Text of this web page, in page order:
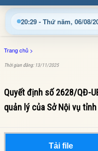
20:29 - Thứ năm, 06/08/
mừng quý bạn đọc đến
Trang chủ >
Thời gian đăng: 13/11/2025
Quyết định số 2628/QĐ-
quản lý của Sở Nội vụ
Tải file